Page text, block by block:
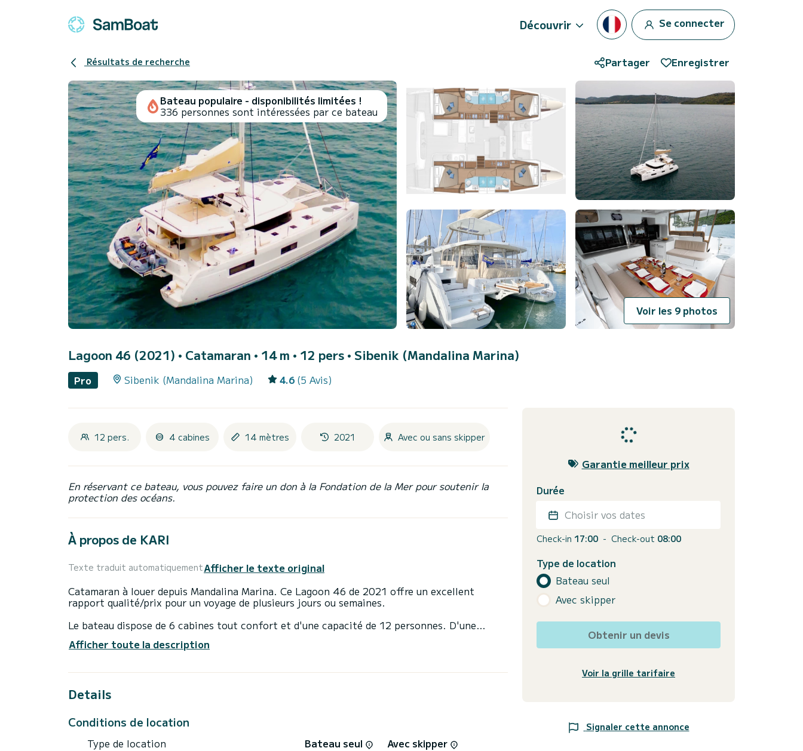
Découvrir Se connecter
Résultats de recherche Partager Enregistrer
Voir les 9 photos
Bateau populaire - disponibilités limitées !
336 personnes sont intéressées par ce bateau
Lagoon 46 (2021) • Catamaran • 14 m • 12 pers • Sibenik (Mandalina Marina)
Pro Sibenik (Mandalina Marina) 4.6 (5 Avis)
12 pers. 4 cabines 14 mètres 2021 Avec ou sans skipper
En réservant ce bateau, vous pouvez faire un don à la Fondation de la Mer pour soutenir la
protection des océans.
À propos de KARI
Texte traduit automatiquementAfficher le texte original
Catamaran à louer depuis Mandalina Marina. Ce Lagoon 46 de 2021 offre un excellent
rapport qualité/prix pour un voyage de plusieurs jours ou semaines.
Le bateau dispose de 6 cabines tout confort et d'une capacité de 12 personnes. D'une
uniques sur l'eau dans les environs de Mandalina Marina.
Ce Lagoon 46 b> dispose de 4 toilettes avec douches.
Ce bateau est équipé d'une grand-voile lattée et d'un génois sur enrouleur. Il est équipé,
de dessalement , Climatisation, Lave-vaisselle.
Veuillez demander votre offre directement via la plateforme afin que nous puissions vous
Afficher toute la description
Details
Conditions de location
Type de location Bateau seul
Avec skipper
Garantie meilleur prix
Durée
Choisir vos dates
Check-in 17:00 - Check-out 08:00
Type de location
Bateau seul
Avec skipper
Obtenir un devis
Voir la grille tarifaire
Signaler cette annonce